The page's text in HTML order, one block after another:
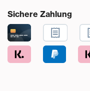
Sichere Zahlung